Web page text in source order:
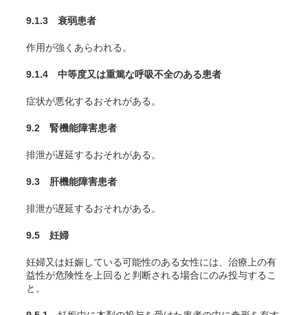
9.1.3 衰弱患者
作用が強くあらわれる。
9.1.4 中等度又は重篤な呼吸不全のある患者
症状が悪化するおそれがある。
9.2 腎機能障害患者
排泄が遅延するおそれがある。
9.3 肝機能障害患者
排泄が遅延するおそれがある。
9.5 妊婦
妊婦又は妊娠している可能性のある女性には、治療上の有
益性が危険性を上回ると判断される場合にのみ投与するこ
と。